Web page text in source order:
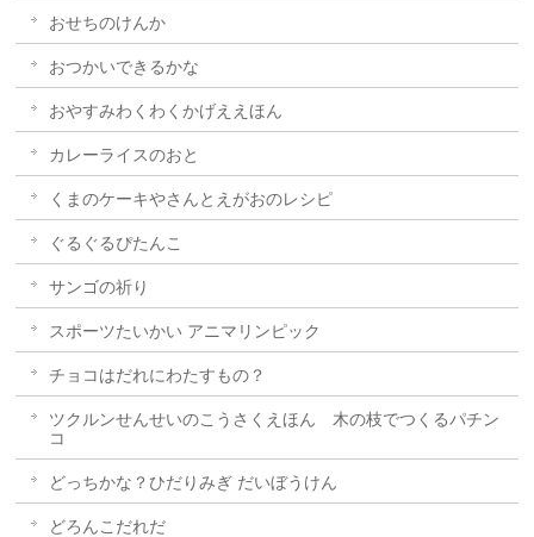
おせちのけんか
おつかいできるかな
おやすみわくわくかげええほん
カレーライスのおと
くまのケーキやさんとえがおのレシピ
ぐるぐるぴたんこ
サンゴの祈り
スポーツたいかい アニマリンピック
チョコはだれにわたすもの？
ツクルンせんせいのこうさくえほん 木の枝でつくるパチン
コ
どっちかな？ひだりみぎ だいぼうけん
どろんこだれだ